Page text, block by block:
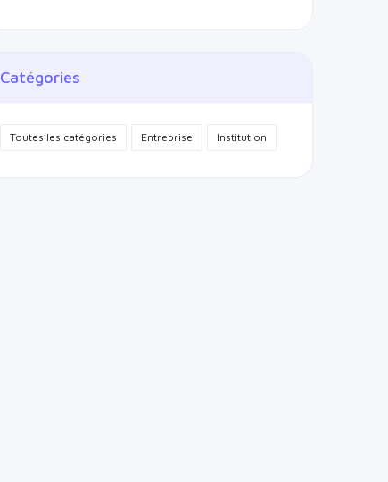
Catégories
Toutes les catégories Entreprise Institution